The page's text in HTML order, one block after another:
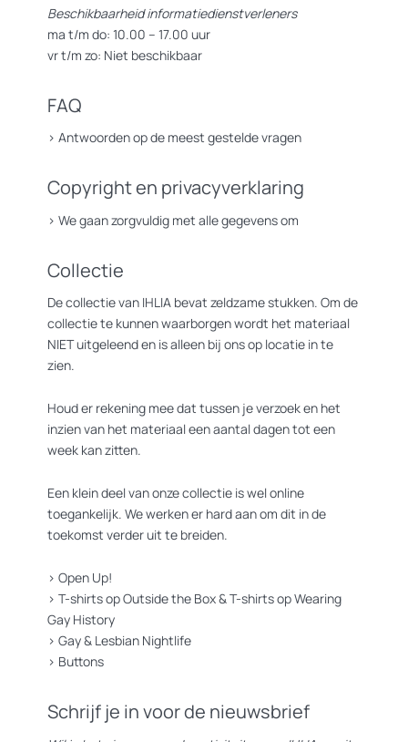
Beschikbaarheid informatiedienstverleners
ma t/m do: 10.00 – 17.00 uur
vr t/m zo: Niet beschikbaar
FAQ
> Antwoorden op de meest gestelde vragen
Copyright en privacyverklaring
> We gaan zorgvuldig met alle gegevens om
Collectie
De collectie van IHLIA bevat zeldzame stukken. Om de
collectie te kunnen waarborgen wordt het materiaal
NIET uitgeleend en is alleen bij ons op locatie in te
zien.
Houd er rekening mee dat tussen je verzoek en het
inzien van het materiaal een aantal dagen tot een
week kan zitten.
Een klein deel van onze collectie is wel online
toegankelijk. We werken er hard aan om dit in de
toekomst verder uit te breiden.
> Open Up!
> T-shirts op Outside the Box&T-shirts op Wearing
Gay History
> Gay & Lesbian Nightlife
> Buttons
Schrijf je in voor de nieuwsbrief